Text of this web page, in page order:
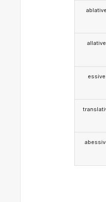
ablative
allative
essive